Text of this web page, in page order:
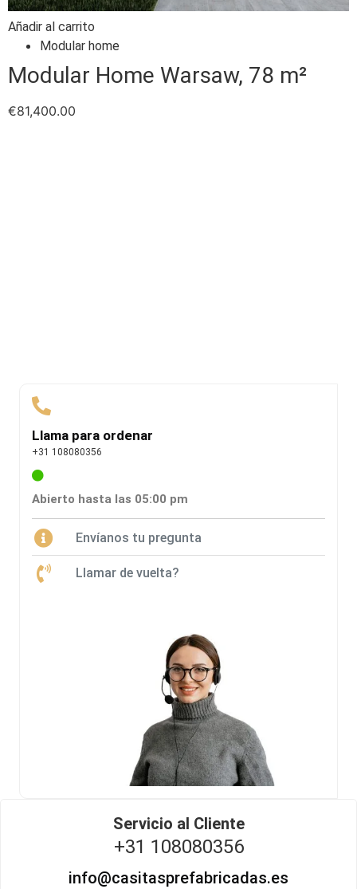
Añadir al carrito
Modular home
Modular Home Warsaw, 78 m²
€81,400.00
Llama para ordenar
+31 108080356
Abierto hasta las 05:00 pm
Envíanos tu pregunta
Llamar de vuelta?
Servicio al Cliente
+31 108080356
info@casitasprefabricadas.es